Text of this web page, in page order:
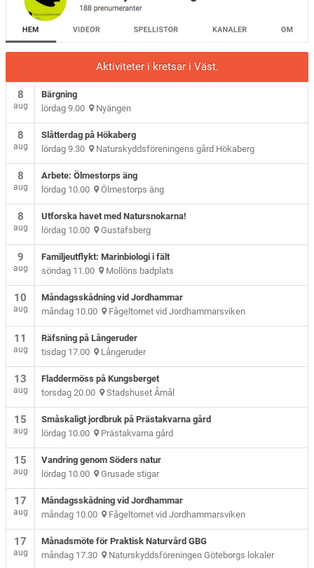
Aktiviteter i kretsar i Väst.
8
aug
Bärgning
lördag 9.00 Nyängen
8
aug
Slåtterdag på Hökaberg
lördag 9.30 Naturskyddsföreningens gård Hökaberg
8
aug
Arbete: Ölmestorps äng
lördag 10.00 Ölmestorps äng
8
aug
Utforska havet med Natursnokarna!
lördag 10.00 Gustafsberg
9
aug
Familjeutflykt: Marinbiologi i fält
söndag 11.00 Mollöns badplats
10
aug
Måndagsskådning vid Jordhammar
måndag 10.00 Fågeltornet vid Jordhammarsviken
11
aug
Räfsning på Långeruder
tisdag 17.00 Långeruder
13
aug
Fladdermöss på Kungsberget
torsdag 20.00 Stadshuset Åmål
15
aug
Småskaligt jordbruk på Prästakvarna gård
lördag 10.00 Prästakvarna gård
15
aug
Vandring genom Söders natur
lördag 10.00 Grusade stigar
17
aug
Måndagsskådning vid Jordhammar
måndag 10.00 Fågeltornet vid Jordhammarsviken
17
aug
Månadsmöte för Praktisk Naturvård GBG
måndag 17.30 Naturskyddsföreningen Göteborgs lokaler